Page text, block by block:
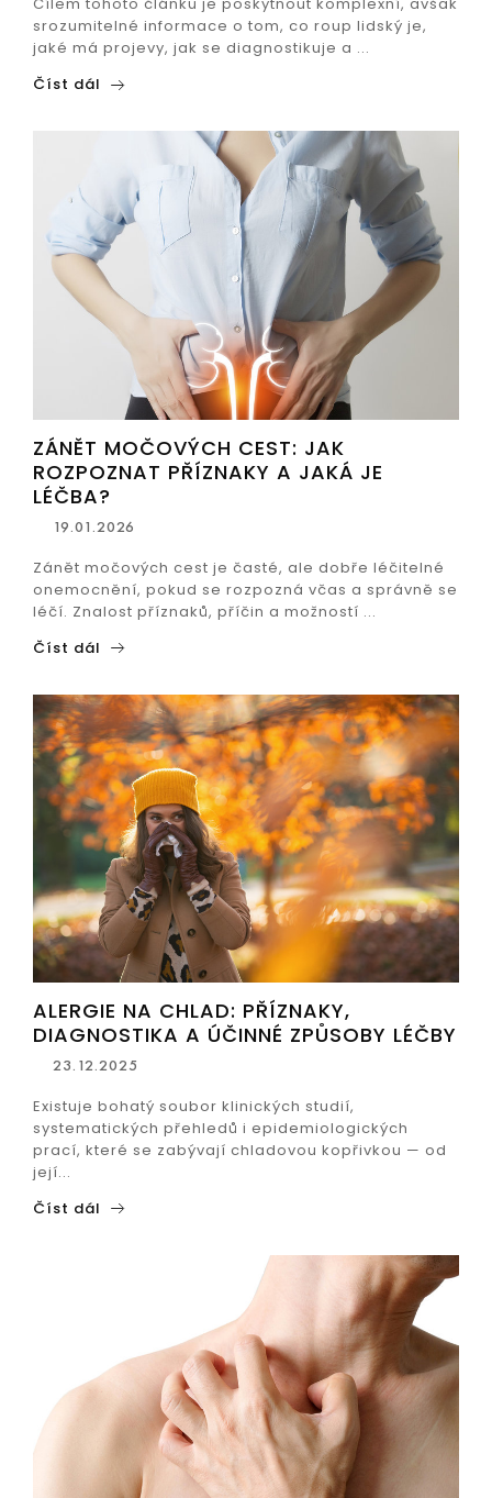
Cílem tohoto článku je poskytnout komplexní, avšak
srozumitelné informace o tom, co roup lidský je,
jaké má projevy, jak se diagnostikuje a ...
Číst dál
ZÁNĚT MOČOVÝCH CEST: JAK
ROZPOZNAT PŘÍZNAKY A JAKÁ JE
LÉČBA?
19.01.2026
Zánět močových cest je časté, ale dobře léčitelné
onemocnění, pokud se rozpozná včas a správně se
léčí. Znalost příznaků, příčin a možností ...
Číst dál
ALERGIE NA CHLAD: PŘÍZNAKY,
DIAGNOSTIKA A ÚČINNÉ ZPŮSOBY LÉČBY
23.12.2025
Existuje bohatý soubor klinických studií,
systematických přehledů i epidemiologických
prací, které se zabývají chladovou kopřivkou — od
její...
Číst dál